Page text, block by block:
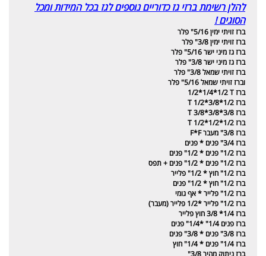
להלן רשימת ברזי גז כדוריים נוספים לגז בכל המידות ומכל
הסוגים !
ברז זויתי ימין 5/16" פלר
ברז זויתי ימין 3/8" פלר
ברז גז מיני ישר 5/16" פלר
ברז גז מיני ישר 3/8" פלר
ברז זויתי שמאל 3/8" פלר
וברז זויתי שמאל 5/16" פלר
ברז T
ברזT 1/2*3/8*1/2
ברזT 3/8*3/8*3/8
ברזT 1/2*1/2*1/2
ברז 3/8" מעבר
F*F
ברז 3/4" פנים * פנים
ברז 1/2" פנים * 1/2" פנים
ברז 1/2" פנים * 1/2" פנים + תפס
ברז 1/2" חוץ * 1/2" פלייר
ברז 1/2" חוץ * 1/2" פנים
ברז 1/2" פלייר * אף גומי
ברז 1/2" פלייר *1/2 פלייר (מעבר)
ברז 1/4* 3/8 חוץ פלייר
ברז פנים 1/4" *1/4" פנים
ברז 3/8" פנים * 3/8" פנים
ברז 1/4" פנים * 1/4" חוץ
ברז ניתוק מהיר 3/8"